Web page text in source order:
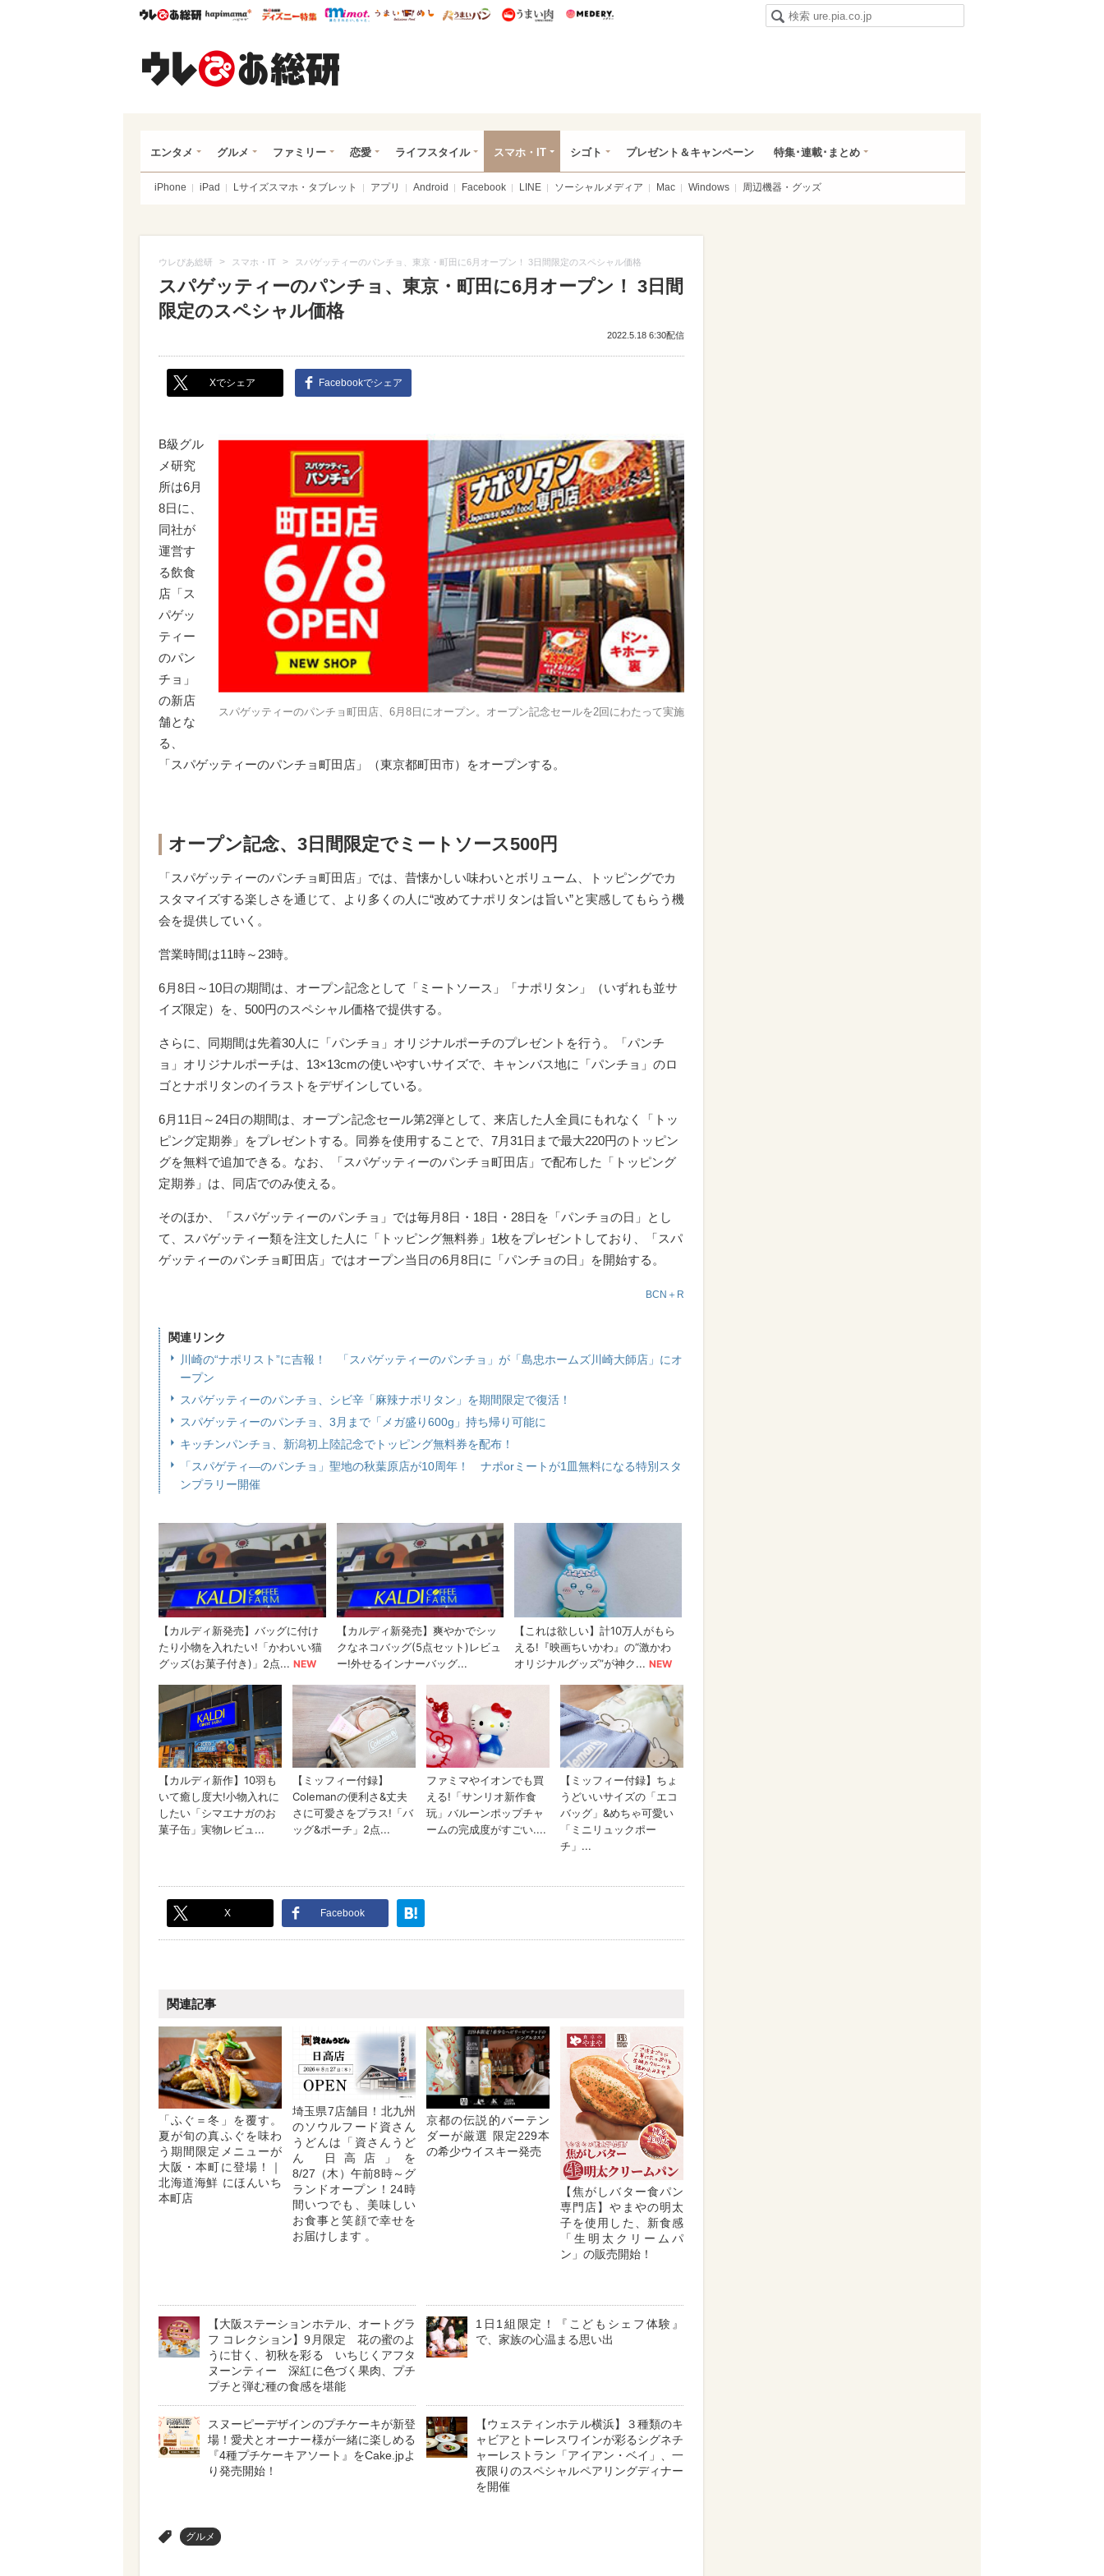
ウレぴあ総研ハピママ* ウレぴあ総研 ディズニー特集
mimot. うまいめし うまいパン うまい肉
エンタメ グルメ ファミリー 恋愛 ライフスタイル スマホ・IT シゴト プレゼント＆キャンペーン 特集･連載･まとめ
iPhone iPad Lサイズスマホ・タブレット アプリ Android Facebook LINE ソーシャルメディア Mac Windows 周辺機器・グッズ
ウレぴあ総研 > スマホ・IT > スパゲッティーのパンチョ、東京・町田に6月オープン！ 3日間限定のスペシャル価格
スパゲッティーのパンチョ、東京・町田に6月オープン！ 3日間
限定のスペシャル価格
2022.5.18 6:30配信
Xでシェア Facebookでシェア
スパゲッティーのパンチョ町田店、6月8日にオープン。オープン記念セールを2回にわたって実施
B級グル
メ研究
所は6月
8日に、
同社が
運営す
る飲食
店「ス
パゲッ
ティー
のパン
チョ」
の新店
舗とな
る、
「スパゲッティーのパンチョ町田店」（東京都町田市）をオープンする。
オープン記念、3日間限定でミートソース500円
「スパゲッティーのパンチョ町田店」では、昔懐かしい味わいとボリューム、トッピングでカ
スタマイズする楽しさを通じて、より多くの人に“改めてナポリタンは旨い”と実感してもらう機
会を提供していく。
営業時間は11時～23時。
6月8日～10日の期間は、オープン記念として「ミートソース」「ナポリタン」（いずれも並サ
イズ限定）を、500円のスペシャル価格で提供する。
さらに、同期間は先着30人に「パンチョ」オリジナルポーチのプレゼントを行う。「パンチ
ョ」オリジナルポーチは、13×13cmの使いやすいサイズで、キャンバス地に「パンチョ」のロ
ゴとナポリタンのイラストをデザインしている。
6月11日～24日の期間は、オープン記念セール第2弾として、来店した人全員にもれなく「トッ
ピング定期券」をプレゼントする。同券を使用することで、7月31日まで最大220円のトッピン
グを無料で追加できる。なお、「スパゲッティーのパンチョ町田店」で配布した「トッピング
定期券」は、同店でのみ使える。
そのほか、「スパゲッティーのパンチョ」では毎月8日・18日・28日を「パンチョの日」とし
て、スパゲッティー類を注文した人に「トッピング無料券」1枚をプレゼントしており、「スパ
ゲッティーのパンチョ町田店」ではオープン当日の6月8日に「パンチョの日」を開始する。
BCN＋R
関連リンク
川崎の“ナポリスト”に吉報！ 「スパゲッティーのパンチョ」が「島忠ホームズ川崎大師店」にオ
ープン
スパゲッティーのパンチョ、シビ辛「麻辣ナポリタン」を期間限定で復活！
スパゲッティーのパンチョ、3月まで「メガ盛り600g」持ち帰り可能に
キッチンパンチョ、新潟初上陸記念でトッピング無料券を配布！
「スパゲティ―のパンチョ」聖地の秋葉原店が10周年！ ナポorミートが1皿無料になる特別スタ
ンプラリー開催
X Facebook
関連記事
「ふぐ＝冬」を覆す。
夏が旬の真ふぐを味わ
う期間限定メニューが
大阪・本町に登場！｜
北海道海鮮 にほんいち
本町店
埼玉県7店舗目！北九州
のソウルフード資さん
うどんは「資さんうど
ん 日高店」を
8/27（木）午前8時～グ
ランドオープン！24時
間いつでも、美味しい
お食事と笑顔で幸せを
お届けします 。
京都の伝説的バーテン
ダーが厳選 限定229本
の希少ウイスキー発売
【焦がしバター食パン
専門店】やまやの明太
子を使用した、新食感
「生明太クリームパ
ン」の販売開始！
【大阪ステーションホテル、オートグラ
フ コレクション】9月限定 花の蜜のよ
うに甘く、初秋を彩る いちじくアフタ
ヌーンティー 深紅に色づく果肉、プチ
プチと弾む種の食感を堪能
1日1組限定！『こどもシェフ体験』
で、家族の心温まる思い出
スヌーピーデザインのプチケーキが新登
場！愛犬とオーナー様が一緒に楽しめる
『4種プチケーキアソート』をCake.jpよ
り発売開始！
【ウェスティンホテル横浜】３種類のキ
ャビアとトーレスワインが彩るシグネチ
ャーレストラン「アイアン・ベイ」、一
夜限りのスペシャルペアリングディナー
を開催
グルメ